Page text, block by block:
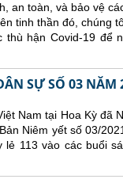
an toàn, và bảo vệ
tinh thần đó, chúng
hận Covid-19 để
SỰ SỐ 03 NĂM
Nam tại Hoa Kỳ đã
Niêm yết số 03/
113 vào các buổi